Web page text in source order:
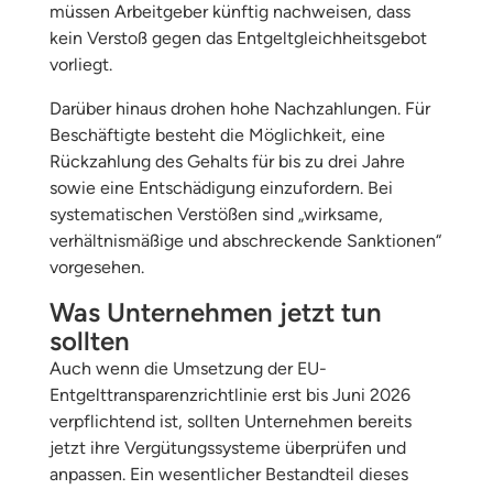
müssen Arbeitgeber künftig nachweisen, dass
kein Verstoß gegen das Entgeltgleichheitsgebot
vorliegt.
Darüber hinaus drohen hohe Nachzahlungen. Für
Beschäftigte besteht die Möglichkeit, eine
Rückzahlung des Gehalts für bis zu drei Jahre
sowie eine Entschädigung einzufordern. Bei
systematischen Verstößen sind „wirksame,
verhältnismäßige und abschreckende Sanktionen“
vorgesehen.
Was Unternehmen jetzt tun
sollten
Auch wenn die Umsetzung der EU-
Entgelttransparenzrichtlinie erst bis Juni 2026
verpflichtend ist, sollten Unternehmen bereits
jetzt ihre Vergütungssysteme überprüfen und
anpassen. Ein wesentlicher Bestandteil dieses